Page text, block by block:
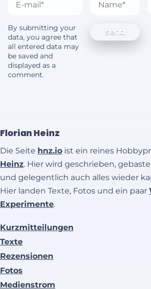
By submitting your
data, you agree that
all entered data may
be saved and
displayed as a
comment.
Florian Heinz
Die Seite hnz.io ist ein reines
Heinz. Hier wird geschrieben,
und gelegentlich auch alles wieder
Hier landen Texte, Fotos und ein paar
Experimente.
Kurzmitteilungen
Texte
Rezensionen
Fotos
Medienstrom